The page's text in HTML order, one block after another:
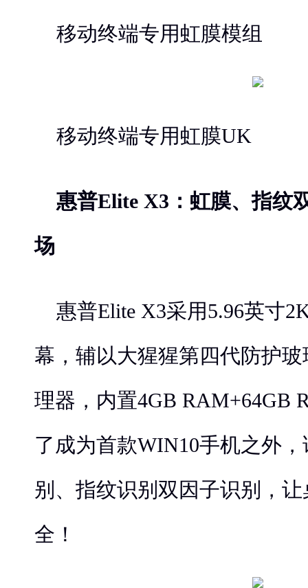
移动终端专用虹膜模组
移动终端专用虹膜UK
惠普Elite X3 ：虹膜、指纹
场
惠普Elite X3采用5.96英寸
幕，辅以大猩猩第四代防护
理器，内置4GB RAM+64GB
了成为首款WIN10手机之外
别、指纹识别双因子识别，
全！